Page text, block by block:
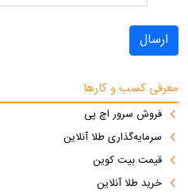
ارسال
معرفی کسب و کارها
فروش سرور اچ پی
سرمایه‌گذاری طلا آنلاین
قیمت بیت کوین
خرید طلا آنلاین